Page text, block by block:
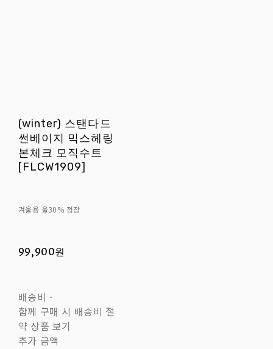
(winter) 스탠다드
썬베이지 믹스헤링
본체크 모직수트
[FLCW1909]
겨울용 울30% 정장
99,900원
배송비 -
함께 구매 시 배송비 절
약 상품 보기
추가 금액